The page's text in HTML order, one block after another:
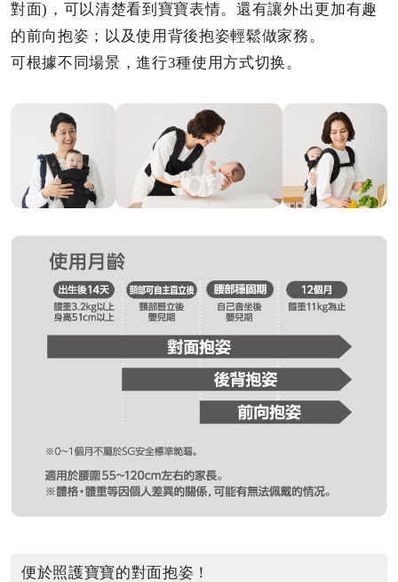
對面)，可以清楚看到寶寶表情。還有讓外出更加有趣
的前向抱姿；以及使用背後抱姿輕鬆做家務。
可根據不同場景，進行3種使用方式切换。
便於照護寶寶的對面抱姿！